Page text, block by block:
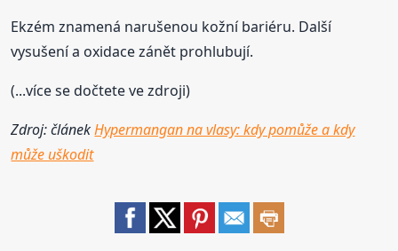
Ekzém znamená narušenou kožní bariéru. Další
vysušení a oxidace zánět prohlubují.
(...více se dočtete ve zdroji)
Zdroj: článekHypermangan na vlasy: kdy pomůže a kdy
může uškodit